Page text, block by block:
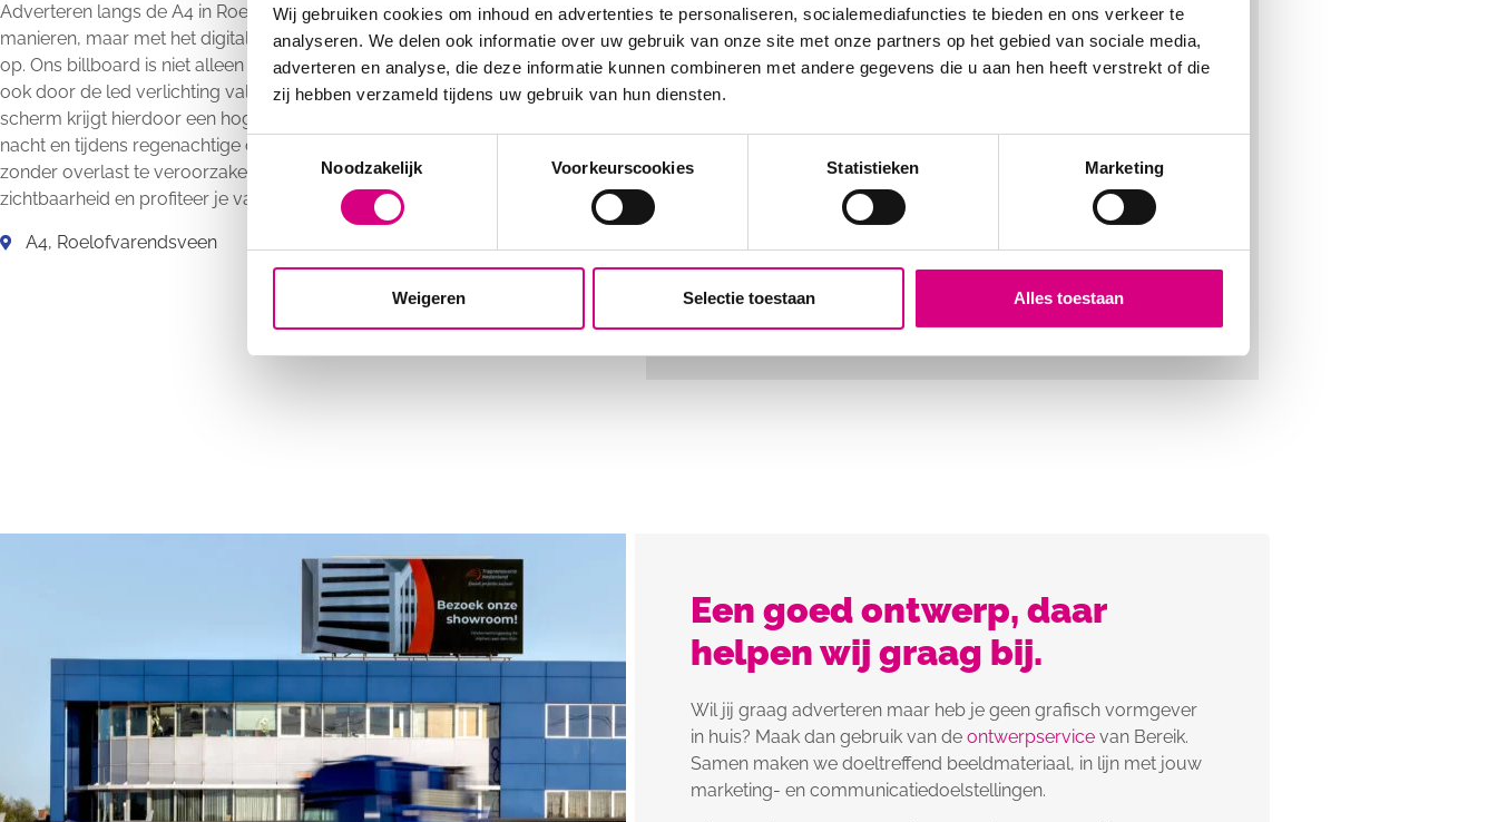
Wij gebruiken cookies om inhoud en advertenties te personaliseren, socialemediafuncties te bieden en ons verkeer te
analyseren. We delen ook informatie over uw gebruik van onze site met onze partners op het gebied van sociale media,
adverteren en analyse, die deze informatie kunnen combineren met andere gegevens die u aan hen heeft verstrekt of die
zij hebben verzameld tijdens uw gebruik van hun diensten.
Consent
Selection
Noodzakelijk Voorkeurscookies Statistieken Marketing
Weigeren Selectie toestaan Alles toestaan
Adverteren langs de A4 in Roelofvarendsveen kan op diverse
manieren, maar met het digitale scherm van Bereik val je pas echt
op. Ons billboard is niet alleen gevestigd op een drukke locatie, maar
ook door de led verlichting val je nog eens extra goed op. Het
scherm krijgt hierdoor een hogere attentiewaarde en is ook in de
nacht en tijdens regenachtige of bewolkte dagen goed zichtbaar
zonder overlast te veroorzaken. Zo ben je verzekerd van veel
zichtbaarheid en profiteer je van de kracht van herhaling.
A4, Roelofvarendsveen
Een goed ontwerp, daar
helpen wij graag bij.
Wil jij graag adverteren maar heb je geen grafisch vormgever
in huis? Maak dan gebruik van de ontwerpservice van Bereik.
Samen maken we doeltreffend beeldmateriaal, in lijn met jouw
marketing- en communicatiedoelstellingen.